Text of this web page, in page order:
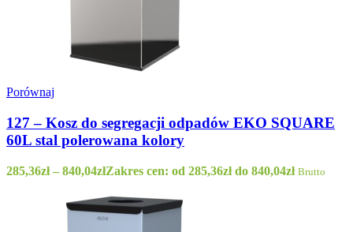
Porównaj
127 – Kosz do segregacji odpadów EKO SQUARE
60L stal polerowana kolory
285,36zł – 840,04złZakres cen: od 285,36zł do 840,04zł Brutto